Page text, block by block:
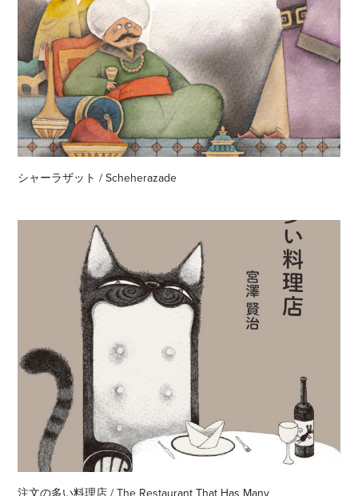
シャーラザット / Scheherazade